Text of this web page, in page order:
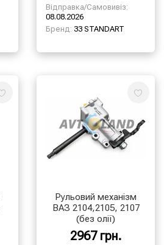
Відправка/Самовивіз:
08.08.2026
Бренд: 33 STANDART
Рульовий механізм
ВАЗ 2104,2105, 2107
(без олії)
2967 грн.